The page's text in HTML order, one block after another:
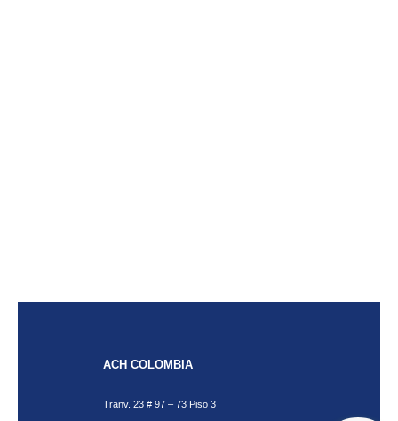
ACH COLOMBIA
Tranv. 23 # 97 – 73 Piso 3